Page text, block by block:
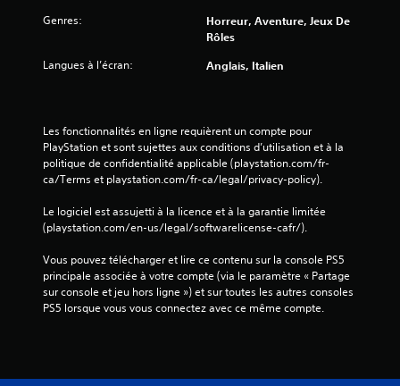
Genres:
Horreur, Aventure, Jeux De
Rôles
Langues à l’écran: Anglais, Italien
Les fonctionnalités en ligne requièrent un compte pour
PlayStation et sont sujettes aux conditions d’utilisation et à la
politique de confidentialité applicable (playstation.com/fr-
ca/Terms et playstation.com/fr-ca/legal/privacy-policy).
Le logiciel est assujetti à la licence et à la garantie limitée
(playstation.com/en-us/legal/softwarelicense-cafr/).
Vous pouvez télécharger et lire ce contenu sur la console PS5
principale associée à votre compte (via le paramètre « Partage
sur console et jeu hors ligne ») et sur toutes les autres consoles
PS5 lorsque vous vous connectez avec ce même compte.